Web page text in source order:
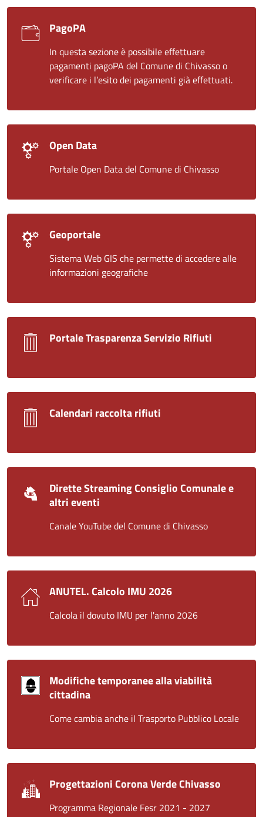
PagoPA
In questa sezione è possibile effettuare
pagamenti pagoPA del Comune di Chivasso o
verificare i l’esito dei pagamenti già effettuati.
Open Data
Portale Open Data del Comune di Chivasso
Geoportale
Sistema Web GIS che permette di accedere alle
informazioni geografiche
Portale Trasparenza Servizio Rifiuti
Calendari raccolta rifiuti
Dirette Streaming Consiglio Comunale e
altri eventi
Canale YouTube del Comune di Chivasso
ANUTEL. Calcolo IMU 2026
Calcola il dovuto IMU per l'anno 2026
Modifiche temporanee alla viabilità
cittadina
Come cambia anche il Trasporto Pubblico Locale
Progettazioni Corona Verde Chivasso
Programma Regionale Fesr 2021 - 2027